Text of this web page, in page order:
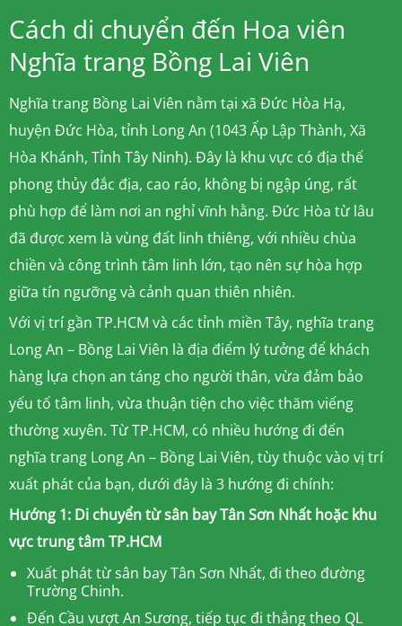
Cách di chuyển đến Hoa viên
Nghĩa trang Bồng Lai Viên
Nghĩa trang Bồng Lai Viên nằm tại xã Đức Hòa Hạ,
huyện Đức Hòa, tỉnh Long An (1043 Ấp Lập Thành, Xã
Hòa Khánh, Tỉnh Tây Ninh). Đây là khu vực có địa thế
phong thủy đắc địa, cao ráo, không bị ngập úng, rất
phù hợp để làm nơi an nghỉ vĩnh hằng. Đức Hòa từ lâu
đã được xem là vùng đất linh thiêng, với nhiều chùa
chiền và công trình tâm linh lớn, tạo nên sự hòa hợp
giữa tín ngưỡng và cảnh quan thiên nhiên.
Với vị trí gần TP.HCM và các tỉnh miền Tây, nghĩa trang
Long An – Bồng Lai Viên là địa điểm lý tưởng để khách
hàng lựa chọn an táng cho người thân, vừa đảm bảo
yếu tố tâm linh, vừa thuận tiện cho việc thăm viếng
thường xuyên. Từ TP.HCM, có nhiều hướng đi đến
nghĩa trang Long An – Bồng Lai Viên, tùy thuộc vào vị trí
xuất phát của bạn, dưới đây là 3 hướng đi chính:
Hướng 1: Di chuyển từ sân bay Tân Sơn Nhất hoặc khu
vực trung tâm TP.HCM
Xuất phát từ sân bay Tân Sơn Nhất, đi theo đường
Trường Chinh.
Đến Cầu vượt An Sương, tiếp tục đi thẳng theo QL